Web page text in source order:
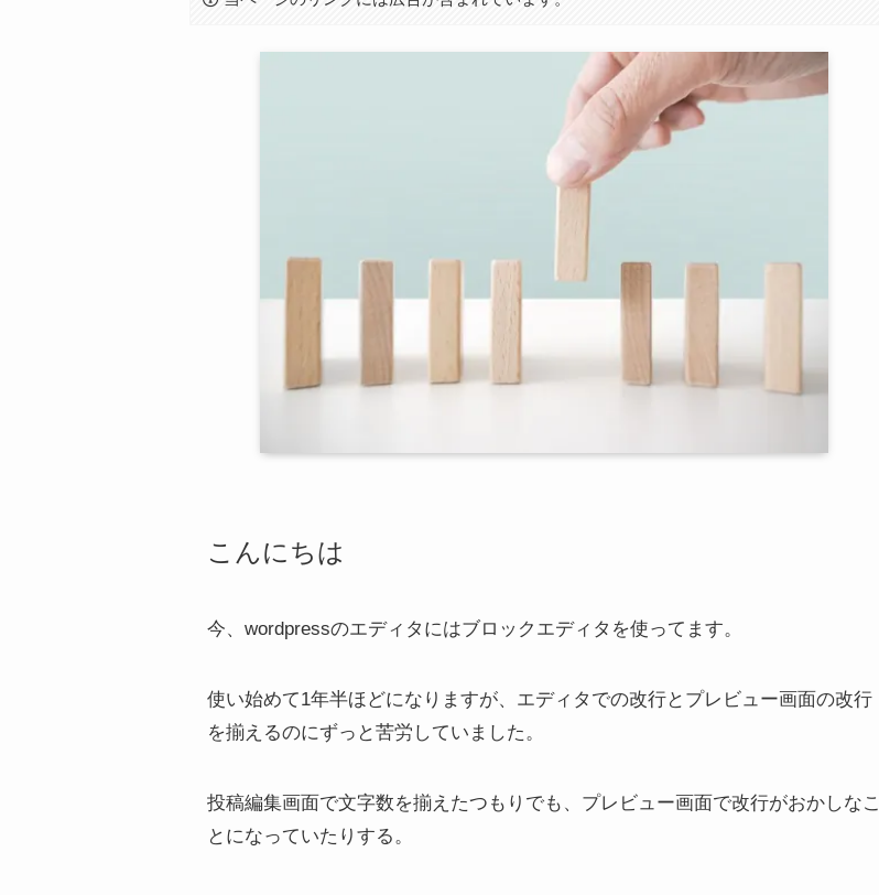
こんにちは
今、wordpressのエディタにはブロックエディタを使ってます。
使い始めて1年半ほどになりますが、エディタでの改行とプレビュー画面の改行
を揃えるのにずっと苦労していました。
投稿編集画面で文字数を揃えたつもりでも、プレビュー画面で改行がおかしなこ
とになっていたりする。